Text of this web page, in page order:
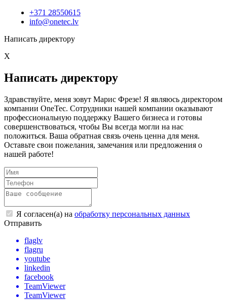
+371 28550615
info@onetec.lv
Написать директору
X
Написать директору
Здравствуйте, меня зовут Марис Фрезе! Я являюсь директором
компании OneTec. Сотрудники нашей компании оказывают
профессиональную поддержку Вашего бизнеса и готовы
совершенствоваться, чтобы Вы всегда могли на нас
положиться. Ваша обратная связь очень ценна для меня.
Оставьте свои пожелания, замечания или предложения о
нашей работе!
Я согласен(а) на обработку персональных данных
Отправить
flaglv
flagru
youtube
linkedin
facebook
TeamViewer
TeamViewer